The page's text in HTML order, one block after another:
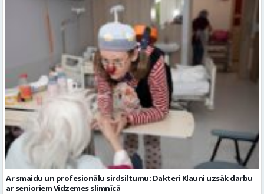
Ar smaidu un profesionālu sirdsiltumu: Dakteri Klauni uzsāk darbu
ar senioriem Vidzemes slimnīcā